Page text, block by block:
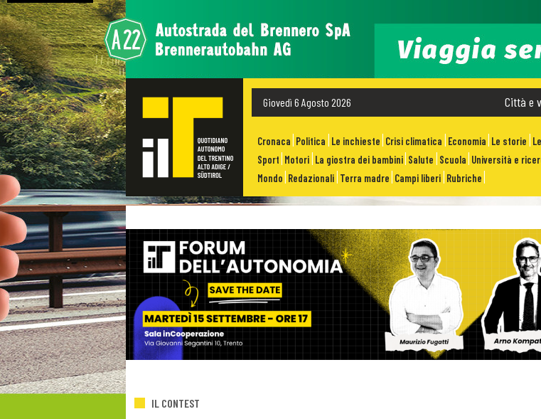
Giovedì 6 Agosto 2026 Città e
Cronaca Politica Le inchieste Crisi climatica Economia Le storie
Sport Motori La giostra dei bambini Salute Scuola Università e
Mondo Redazionali Terra madre Campi liberi Rubriche
IL CONTEST